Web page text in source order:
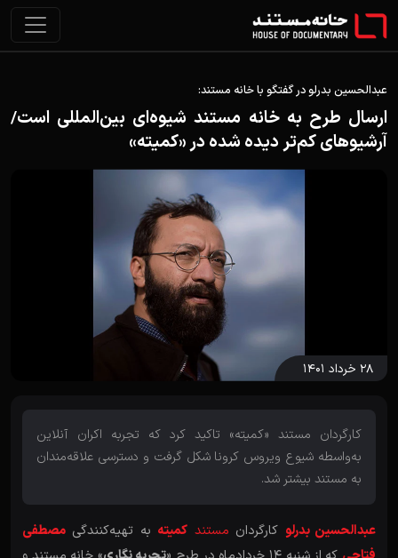
عبدالحسین بدرلو در گفتگو با خانه مستند:
ارسال طرح به خانه مستند شیوه‌ای بین‌المللی است/
آرشیوهای کم‌تر دیده شده در «کمیته»
۲۸ خرداد ۱۴۰۱
کارگردان مستند «کمیته» تاکید کرد که تجربه اکران آنلاین
به‌واسطه شیوع ویروس کرونا شکل گرفت و دسترسی علاقه‌مندان
به مستند بیشتر شد.
عبدالحسین بدرلو کارگردان مستند کمیته به تهیه‌کنندگیمصطفی